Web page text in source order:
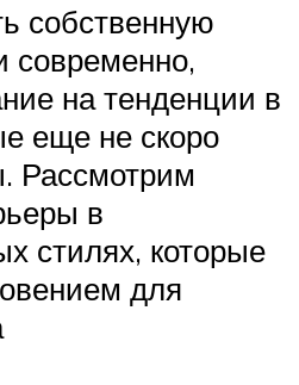
собственную
современно,
на тенденции в
еще не скоро
Рассмотрим
в
стилях, которые
для